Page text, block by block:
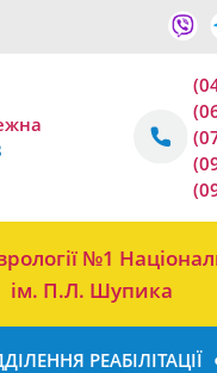
№1
ім. П.Л. Шупика
РЕАБІЛІТАЦІЇ